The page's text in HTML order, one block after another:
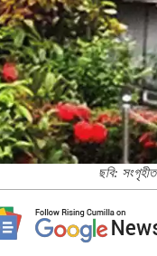
ছবি: সংগৃহীত